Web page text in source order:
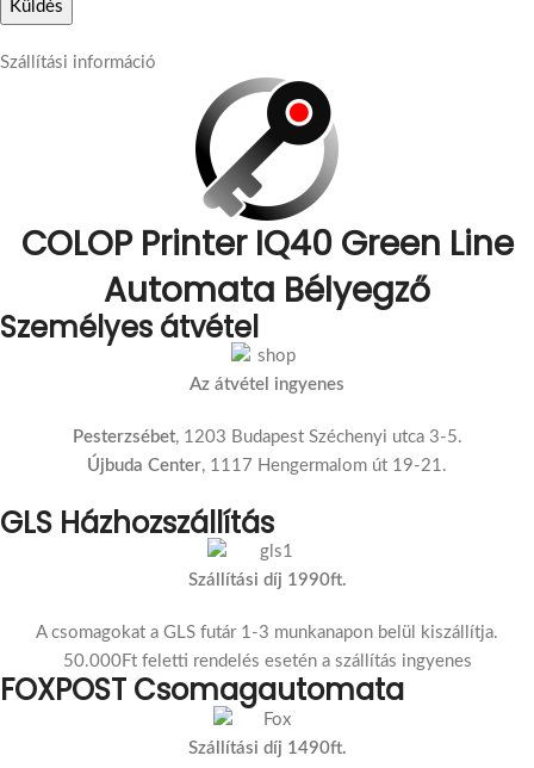
Szállítási információ
COLOP Printer IQ40 Green Line
Automata Bélyegző
Személyes átvétel
Az átvétel ingyenes
Pesterzsébet, 1203 Budapest Széchenyi utca 3-5.
Újbuda Center, 1117 Hengermalom út 19-21.
GLS Házhozszállítás
Szállítási díj 1990ft.
A csomagokat a GLS futár 1-3 munkanapon belül kiszállítja.
50.000Ft feletti rendelés esetén a szállítás ingyenes
FOXPOST Csomagautomata
Szállítási díj 1490ft.